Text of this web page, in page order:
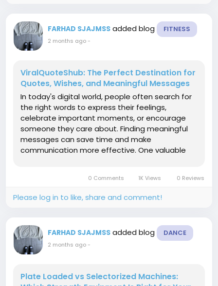
FARHAD SJAJMSS added blog FITNESS
2 months ago-
ViralQuoteShub: The Perfect Destination for
Quotes, Wishes, and Meaningful Messages
In today's digital world, people often search for
the right words to express their feelings,
celebrate important moments, or encourage
someone they care about. Finding meaningful
messages can save time and make
communication more effective. One valuable
wishes, captions, messages, and sayings...
0 Comments 1K Views 0 Reviews
Please log in to like, share and comment!
FARHAD SJAJMSS added blog DANCE
2 months ago-
Plate Loaded vs Selectorized Machines: